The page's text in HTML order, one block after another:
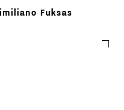
PRINCIPALE
Fuksas